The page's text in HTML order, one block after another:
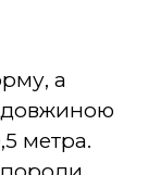
а
довжиною
метра.